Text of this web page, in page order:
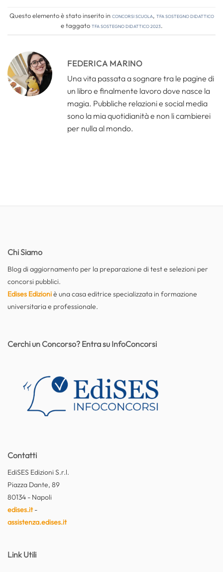
Questo elemento è stato inserito inConcorsi Scuola, TFA Sostegno Didattico
e taggatotfa sostegno didattico 2023.
FEDERICA MARINO
Una vita passata a sognare tra le pagine di
un libro e finalmente lavoro dove nasce la
magia. Pubbliche relazioni e social media
sono la mia quotidianità e non li cambierei
per nulla al mondo.
Chi Siamo
Blog di aggiornamento per la preparazione di test e selezioni per
concorsi pubblici.
Edises Edizioniè una casa editrice specializzata in formazione
universitaria e professionale.
Contatti
EdiSES Edizioni S.r.l.
Piazza Dante, 89
80134 - Napoli
edises.it-
assistenza.edises.it
Link Utili
Cerchi un Concorso? Entra su InfoConcorsi